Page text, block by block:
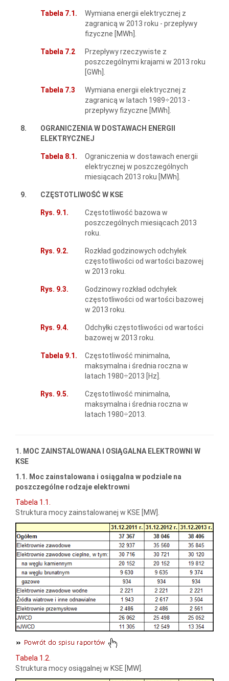
Tabela 7.1.
Wymiana energii elektrycznej z
zagranicą w 2013 roku - przepływy
fizyczne [MWh].
Tabela 7.2
Przepływy rzeczywiste z
poszczególnymi krajami w 2013 roku
[GWh].
Tabela 7.3
Wymiana energii elektrycznej z
zagranicą w latach 1989÷2013 -
przepływy fizyczne [MWh].
8.
OGRANICZENIA W DOSTAWACH ENERGII
ELEKTRYCZNEJ
Tabela 8.1.
Ograniczenia w dostawach energii
elektrycznej w poszczególnych
miesiącach 2013 roku [MWh].
9. CZĘSTOTLIWOŚĆ W KSE
Rys. 9.1.
Częstotliwość bazowa w
poszczególnych miesiącach 2013
roku.
Rys. 9.2.
Rozkład godzinowych odchyłek
częstotliwości od wartości bazowej
w 2013 roku.
Rys. 9.3.
Godzinowy rozkład odchyłek
częstotliwości od wartości bazowej
w 2013 roku.
Rys. 9.4.
Odchyłki częstotliwości od wartości
bazowej w 2013 roku.
Tabela 9.1.
Częstotliwość minimalna,
maksymalna i średnia roczna w
latach 1980÷2013 [Hz].
Rys. 9.5.
Częstotliwość minimalna,
maksymalna i średnia roczna w
latach 1980÷2013.
1. MOC ZAINSTALOWANA I OSIĄGALNA ELEKTROWNI W
KSE
1.1. Moc zainstalowana i osiągalna w podziale na
poszczególne rodzaje elektrowni
Tabela 1.1.
Struktura mocy zainstalowanej w KSE [MW].
Tabela 1.2.
Struktura mocy osiągalnej w KSE [MW].